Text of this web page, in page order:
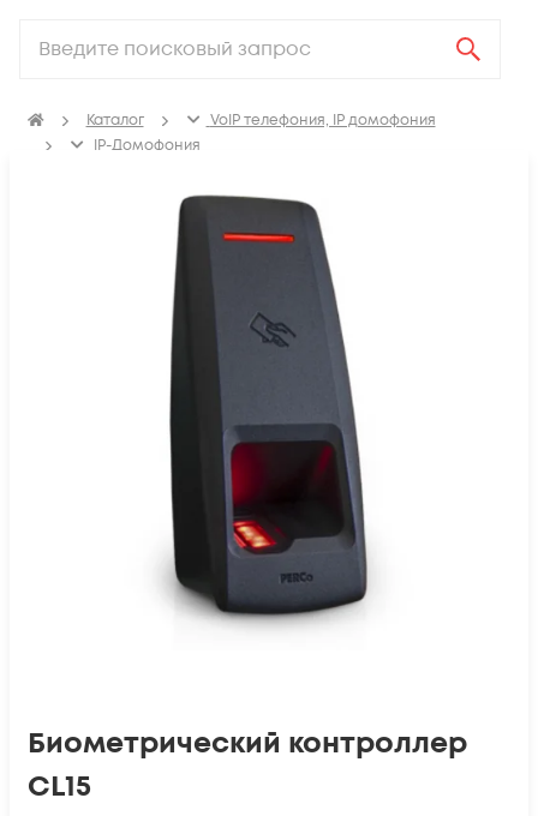
Каталог
VoIP телефония, IP домофония
IP-Домофония
Биометрический контроллер
CL15